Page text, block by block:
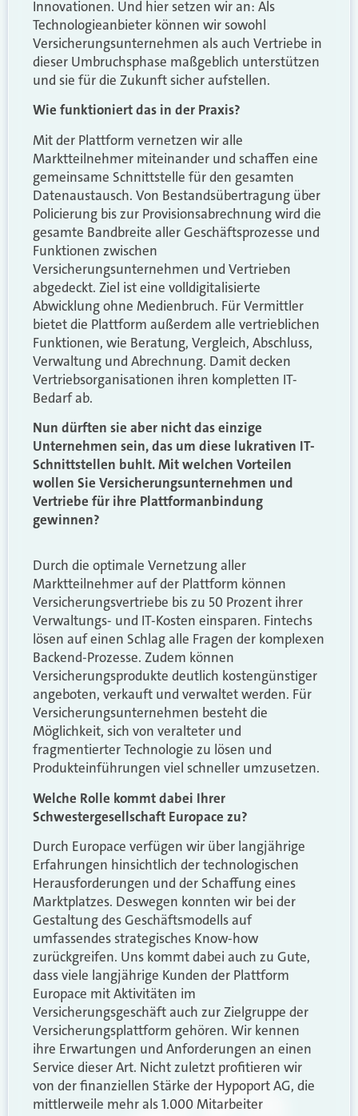
Innovationen. Und hier setzen wir an: Als
Technologieanbieter können wir sowohl
Versicherungsunternehmen als auch Vertriebe in
dieser Umbruchsphase maßgeblich unterstützen
und sie für die Zukunft sicher aufstellen.
Wie funktioniert das in der Praxis?
Mit der Plattform vernetzen wir alle
Marktteilnehmer miteinander und schaffen eine
gemeinsame Schnittstelle für den gesamten
Datenaustausch. Von Bestandsübertragung über
Policierung bis zur Provisionsabrechnung wird die
gesamte Bandbreite aller Geschäftsprozesse und
Funktionen zwischen
Versicherungsunternehmen und Vertrieben
abgedeckt. Ziel ist eine volldigitalisierte
Abwicklung ohne Medienbruch. Für Vermittler
bietet die Plattform außerdem alle vertrieblichen
Funktionen, wie Beratung, Vergleich, Abschluss,
Verwaltung und Abrechnung. Damit decken
Vertriebsorganisationen ihren kompletten IT-
Bedarf ab.
Nun dürften sie aber nicht das einzige
Unternehmen sein, das um diese lukrativen IT-
Schnittstellen buhlt. Mit welchen Vorteilen
wollen Sie Versicherungsunternehmen und
Vertriebe für ihre Plattformanbindung
gewinnen?
Durch die optimale Vernetzung aller
Marktteilnehmer auf der Plattform können
Versicherungsvertriebe bis zu 50 Prozent ihrer
Verwaltungs- und IT-Kosten einsparen. Fintechs
lösen auf einen Schlag alle Fragen der komplexen
Backend-Prozesse. Zudem können
Versicherungsprodukte deutlich kostengünstiger
angeboten, verkauft und verwaltet werden. Für
Versicherungsunternehmen besteht die
Möglichkeit, sich von veralteter und
fragmentierter Technologie zu lösen und
Produkteinführungen viel schneller umzusetzen.
Welche Rolle kommt dabei Ihrer
Schwestergesellschaft Europace zu?
Durch Europace verfügen wir über langjährige
Erfahrungen hinsichtlich der technologischen
Herausforderungen und der Schaffung eines
Marktplatzes. Deswegen konnten wir bei der
Gestaltung des Geschäftsmodells auf
umfassendes strategisches Know-how
zurückgreifen. Uns kommt dabei auch zu Gute,
dass viele langjährige Kunden der Plattform
Europace mit Aktivitäten im
Versicherungsgeschäft auch zur Zielgruppe der
Versicherungsplattform gehören. Wir kennen
ihre Erwartungen und Anforderungen an einen
Service dieser Art. Nicht zuletzt profitieren wir
von der finanziellen Stärke der Hypoport AG, die
mittlerweile mehr als 1.000 Mitarbeiter